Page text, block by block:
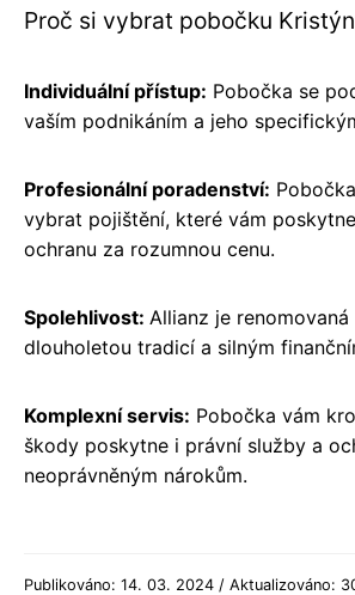
Proč si vybrat pobočku
Individuální přístup: Pobočka se
vaším podnikáním a jeho
Profesionální poradenství:
vybrat pojištění, které vám
ochranu za rozumnou cenu.
Spolehlivost: Allianz je
dlouholetou tradicí a silným
Komplexní servis: Pobočka vám
škody poskytne i právní služby a
neoprávněným nárokům.
Publikováno: 14. 03. 2024 / Aktualizováno: